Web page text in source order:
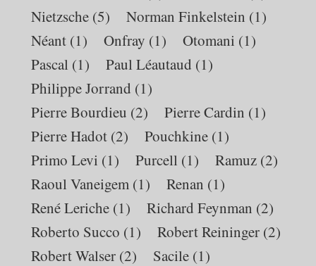
Nietzsche (5) Norman Finkelstein (1)
Néant (1) Onfray (1) Otomani (1)
Pascal (1) Paul Léautaud (1)
Philippe Jorrand (1)
Pierre Bourdieu (2) Pierre Cardin (1)
Pierre Hadot (2) Pouchkine (1)
Primo Levi (1) Purcell (1) Ramuz (2)
Raoul Vaneigem (1) Renan (1)
René Leriche (1) Richard Feynman (2)
Roberto Succo (1) Robert Reininger (2)
Robert Walser (2) Sacile (1)